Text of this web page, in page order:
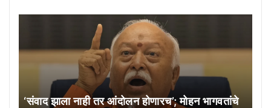
‘संवाद झाला नाही तर आंदोलन होणारच’; मोहन भागवतांचे